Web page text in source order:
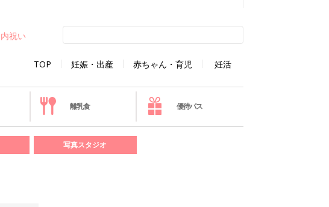
TOP 妊娠・出産 赤ちゃん・育児 妊活
内祝い
離乳食 優待パス
写真スタジオ